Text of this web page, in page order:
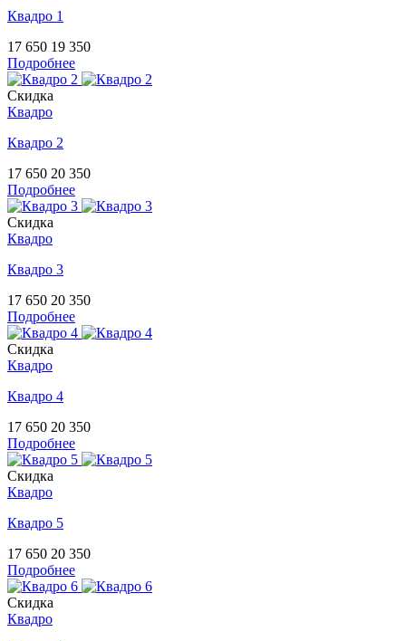
Квадро 1
17 650 19 350
Подробнее
Скидка
Квадро
Квадро 2
17 650 20 350
Подробнее
Скидка
Квадро
Квадро 3
17 650 20 350
Подробнее
Скидка
Квадро
Квадро 4
17 650 20 350
Подробнее
Скидка
Квадро
Квадро 5
17 650 20 350
Подробнее
Скидка
Квадро